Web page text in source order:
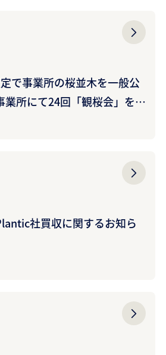
で事業所の桜並木を一般公
社買収に関するお知ら